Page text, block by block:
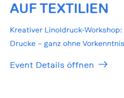
AUF TEXTILIEN
Kreativer Linoldruck-
Drucke – ganz ohne
Event Details öffnen